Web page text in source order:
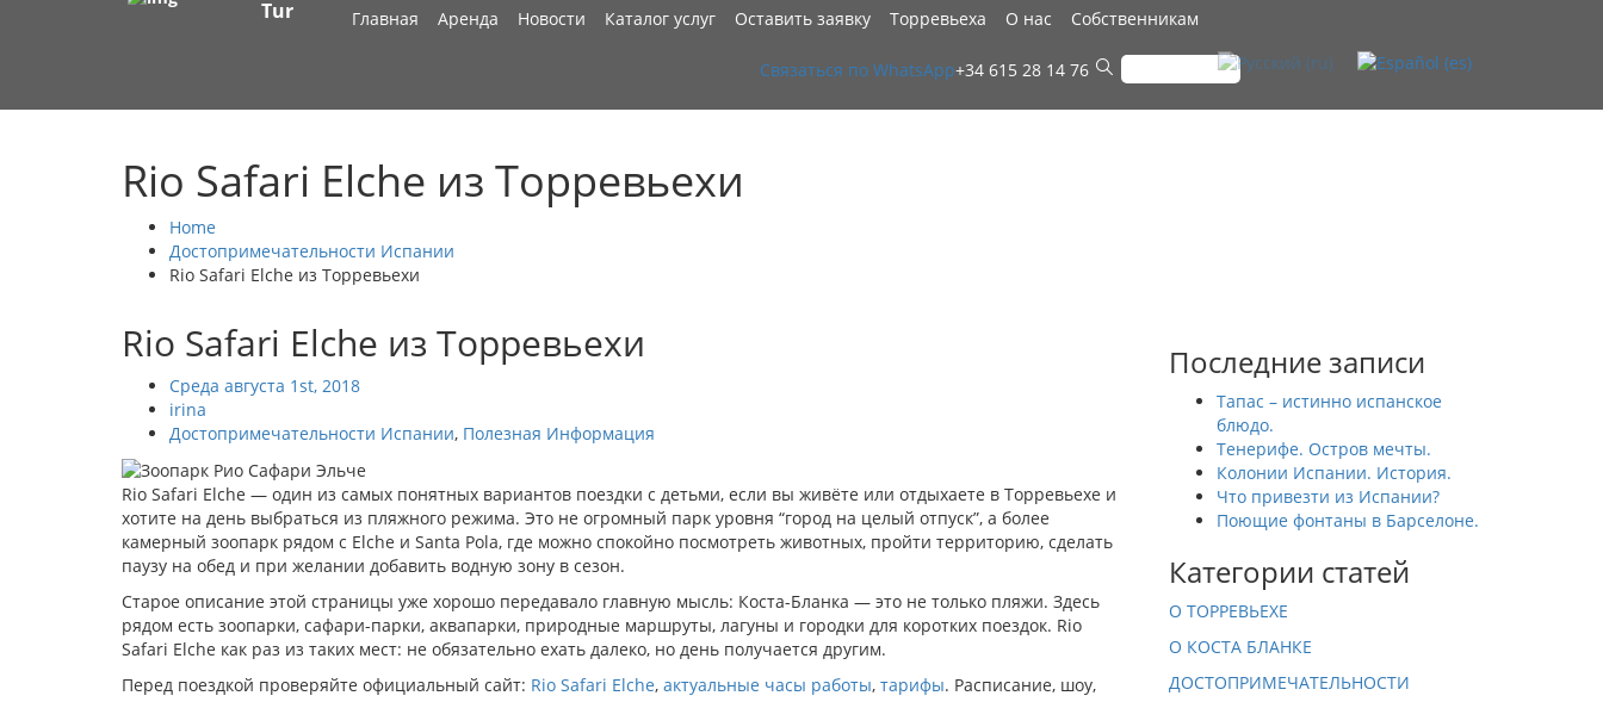
Tur
Главная Аренда Новости Каталог услуг Оставить заявку Торревьеха О нас Собственникам
Связаться по WhatsApp+34 615 28 14 76
Rio Safari Elche из Торревьехи
Home
Достопримечательности Испании
Rio Safari Elche из Торревьехи
Rio Safari Elche из Торревьехи
Среда августа 1st, 2018
irina
Достопримечательности Испании, Полезная Информация
Rio Safari Elche — один из самых понятных вариантов поездки с детьми, если вы живёте или отдыхаете в Торревьехе и
хотите на день выбраться из пляжного режима. Это не огромный парк уровня “город на целый отпуск”, а более
камерный зоопарк рядом с Elche и Santa Pola, где можно спокойно посмотреть животных, пройти территорию, сделать
паузу на обед и при желании добавить водную зону в сезон.
Старое описание этой страницы уже хорошо передавало главную мысль: Коста-Бланка — это не только пляжи. Здесь
рядом есть зоопарки, сафари-парки, аквапарки, природные маршруты, лагуны и городки для коротких поездок. Rio
Safari Elche как раз из таких мест: не обязательно ехать далеко, но день получается другим.
Перед поездкой проверяйте официальный сайт: Rio Safari Elche, актуальные часы работы, тарифы. Расписание, шоу,
Последние записи
Тапас – истинно испанское
блюдо.
Тенерифе. Остров мечты.
Колонии Испании. История.
Что привезти из Испании?
Поющие фонтаны в Барселоне.
Категории статей
О ТОРРЕВЬЕХЕ
О КОСТА БЛАНКЕ
ДОСТОПРИМЕЧАТЕЛЬНОСТИ